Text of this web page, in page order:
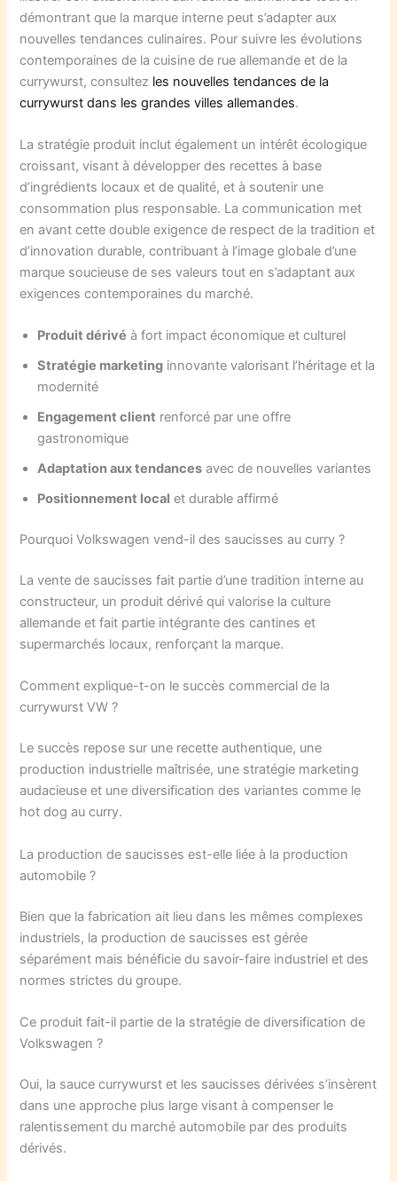
démontrant que la marque interne peut s’adapter aux
nouvelles tendances culinaires. Pour suivre les évolutions
contemporaines de la cuisine de rue allemande et de la
currywurst, consultez les nouvelles tendances de la
currywurst dans les grandes villes allemandes.
La stratégie produit inclut également un intérêt écologique
croissant, visant à développer des recettes à base
d’ingrédients locaux et de qualité, et à soutenir une
consommation plus responsable. La communication met
en avant cette double exigence de respect de la tradition et
d’innovation durable, contribuant à l’image globale d’une
marque soucieuse de ses valeurs tout en s’adaptant aux
exigences contemporaines du marché.
Produit dérivé à fort impact économique et culturel
Stratégie marketing innovante valorisant l’héritage et la
modernité
Engagement client renforcé par une offre
gastronomique
Adaptation aux tendances avec de nouvelles variantes
Positionnement local et durable affirmé
Pourquoi Volkswagen vend-il des saucisses au curry ?
La vente de saucisses fait partie d’une tradition interne au
constructeur, un produit dérivé qui valorise la culture
allemande et fait partie intégrante des cantines et
supermarchés locaux, renforçant la marque.
Comment explique-t-on le succès commercial de la
currywurst VW ?
Le succès repose sur une recette authentique, une
production industrielle maîtrisée, une stratégie marketing
audacieuse et une diversification des variantes comme le
hot dog au curry.
La production de saucisses est-elle liée à la production
automobile ?
Bien que la fabrication ait lieu dans les mêmes complexes
industriels, la production de saucisses est gérée
séparément mais bénéficie du savoir-faire industriel et des
normes strictes du groupe.
Ce produit fait-il partie de la stratégie de diversification de
Volkswagen ?
Oui, la sauce currywurst et les saucisses dérivées s’insèrent
dans une approche plus large visant à compenser le
ralentissement du marché automobile par des produits
dérivés.